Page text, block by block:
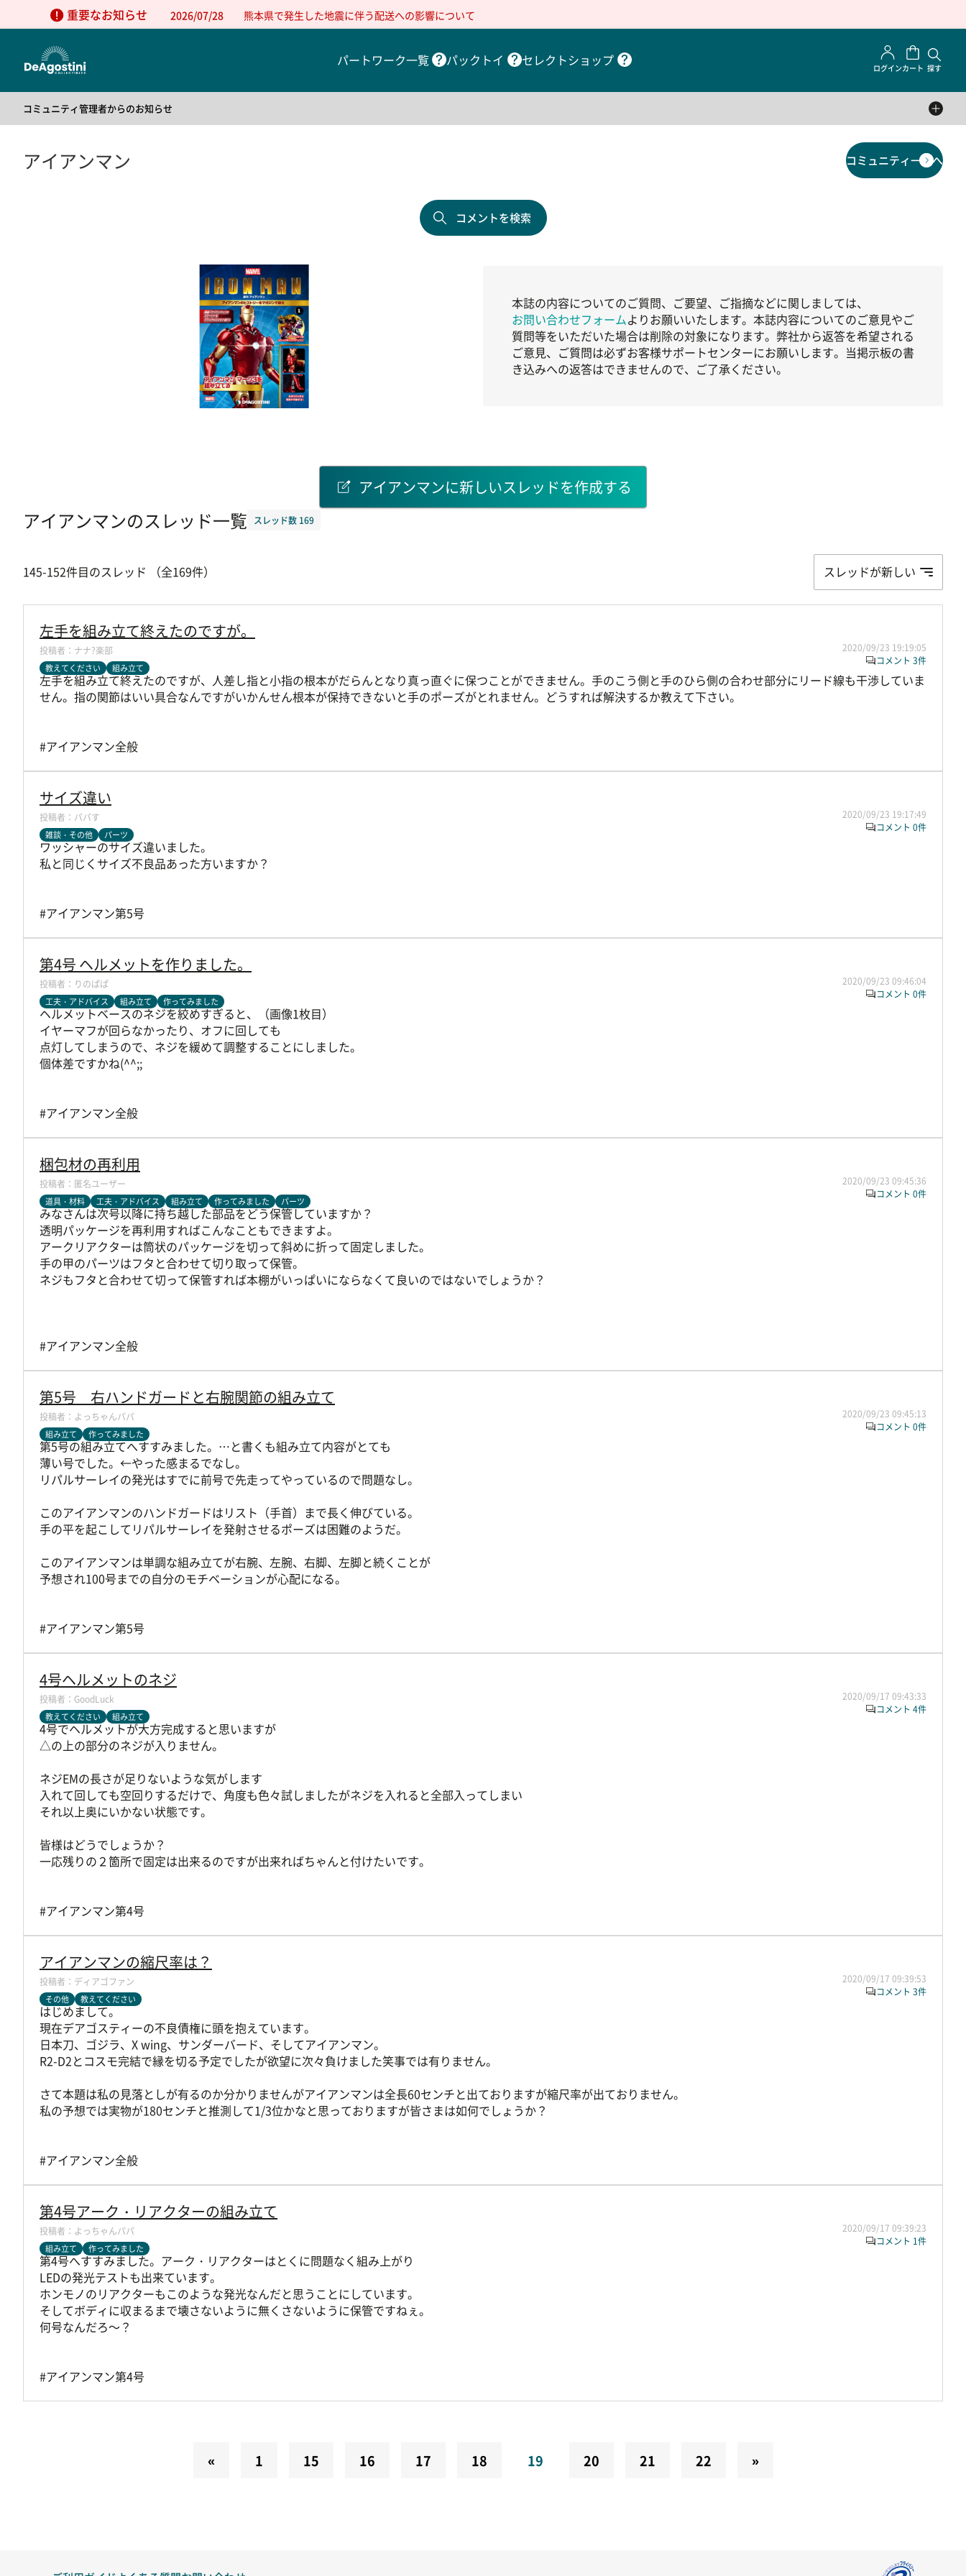
2026/07/28
重要なお知らせ 熊本県で発生した地震に伴う配送への影響について
パートワーク一覧 パックトイ セレクトショップ ログインカート 探す
コミュニティ管理者からのお知らせ
2025/05/01
公式コミュニティの利用規約
アイアンマン コミュニティ一覧へ
コメントを検索
本誌の内容についてのご質問、ご要望、ご指摘などに関しましては、
お問い合わせフォームよりお願いいたします。本誌内容についてのご意見やご
質問等をいただいた場合は削除の対象になります。弊社から返答を希望される
ご意見、ご質問は必ずお客様サポートセンターにお願いします。当掲示板の書
き込みへの返答はできませんので、ご了承ください。
アイアンマンに新しいスレッドを作成する
アイアンマンのスレッド一覧 スレッド数 169
スレッドが新しい
145-152件目のスレッド （全169件）
左手を組み立て終えたのですが。
ナナ?楽部
2020/09/23 19:19:05
コメント 3件
教えてください 組み立て
左手を組み立て終えたのですが、人差し指と小指の根本がだらんとなり真っ直ぐに保つことができません。手のこう側と手のひら側の合わせ部分にリード線も干渉していま
せん。指の関節はいい具合なんですがいかんせん根本が保持できないと手のポーズがとれません。どうすれば解決するか教えて下さい。
#アイアンマン全般
サイズ違い
パパす
2020/09/23 19:17:49
コメント 0件
雑談・その他 パーツ
ワッシャーのサイズ違いました。
私と同じくサイズ不良品あった方いますか？
#アイアンマン第5号
第4号 ヘルメットを作りました。
りのぱぱ
2020/09/23 09:46:04
コメント 0件
工夫・アドバイス 組み立て 作ってみました
ヘルメットベースのネジを絞めすぎると、（画像1枚目）
イヤーマフが回らなかったり、オフに回しても
点灯してしまうので、ネジを緩めて調整することにしました。
個体差ですかね(^^;;
#アイアンマン全般
梱包材の再利用
匿名ユーザー
2020/09/23 09:45:36
コメント 0件
道具・材料 工夫・アドバイス 組み立て 作ってみました パーツ
みなさんは次号以降に持ち越した部品をどう保管していますか？
透明パッケージを再利用すればこんなこともできますよ。
アークリアクターは筒状のパッケージを切って斜めに折って固定しました。
手の甲のパーツはフタと合わせて切り取って保管。
ネジもフタと合わせて切って保管すれば本棚がいっぱいにならなくて良いのではないでしょうか？
#アイアンマン全般
第5号 右ハンドガードと右腕関節の組み立て
よっちゃんパパ
2020/09/23 09:45:13
コメント 0件
組み立て 作ってみました
第5号の組み立てへすすみました。…と書くも組み立て内容がとても
薄い号でした。←やった感まるでなし。
リパルサーレイの発光はすでに前号で先走ってやっているので問題なし。
このアイアンマンのハンドガードはリスト（手首）まで長く伸びている。
手の平を起こしてリパルサーレイを発射させるポーズは困難のようだ。
このアイアンマンは単調な組み立てが右腕、左腕、右脚、左脚と続くことが
予想され100号までの自分のモチベーションが心配になる。
#アイアンマン第5号
4号ヘルメットのネジ
GoodLuck
2020/09/17 09:43:33
コメント 4件
教えてください 組み立て
4号でヘルメットが大方完成すると思いますが
△の上の部分のネジが入りません。
ネジEMの長さが足りないような気がします
入れて回しても空回りするだけで、角度も色々試しましたがネジを入れると全部入ってしまい
それ以上奥にいかない状態です。
皆様はどうでしょうか？
一応残りの２箇所で固定は出来るのですが出来ればちゃんと付けたいです。
#アイアンマン第4号
アイアンマンの縮尺率は？
ディアゴファン
2020/09/17 09:39:53
コメント 3件
その他 教えてください
はじめまして。
現在デアゴスティーの不良債権に頭を抱えています。
日本刀、ゴジラ、X wing、サンダーバード、そしてアイアンマン。
R2-D2とコスモ完結で縁を切る予定でしたが欲望に次々負けました笑事では有りません。
さて本題は私の見落としが有るのか分かりませんがアイアンマンは全長60センチと出ておりますが縮尺率が出ておりません。
私の予想では実物が180センチと推測して1/3位かなと思っておりますが皆さまは如何でしょうか？
#アイアンマン全般
第4号アーク・リアクターの組み立て
よっちゃんパパ
2020/09/17 09:39:23
コメント 1件
組み立て 作ってみました
第4号へすすみました。アーク・リアクターはとくに問題なく組み上がり
LEDの発光テストも出来ています。
ホンモノのリアクターもこのような発光なんだと思うことにしています。
そしてボディに収まるまで壊さないように無くさないように保管ですねぇ。
何号なんだろ～？
#アイアンマン第4号
« 1 15 16 17 18 19 20 21 22 »